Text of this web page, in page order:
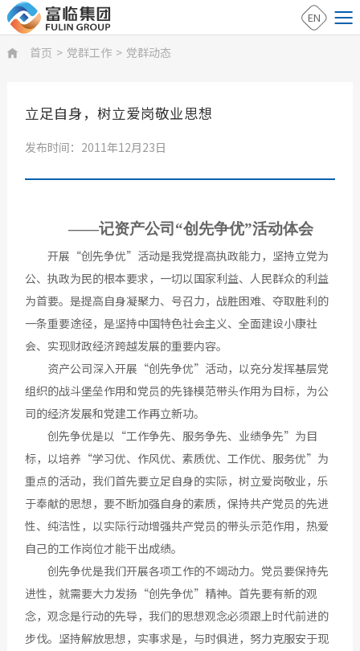
EN
 首页 > 党群工作 > 党群动态
立足自身，树立爱岗敬业思想
发布时间：2011年12月23日
——记资产公司“创先争优”活动体会
开展“创先争优”活动是我党提高执政能力，坚持立党为
公、执政为民的根本要求，一切以国家利益、人民群众的利益
为首要。是提高自身凝聚力、号召力，战胜困难、夺取胜利的
一条重要途径，是坚持中国特色社会主义、全面建设小康社
会、实现财政经济跨越发展的重要内容。
资产公司深入开展“创先争优”活动，以充分发挥基层党
组织的战斗堡垒作用和党员的先锋模范带头作用为目标，为公
司的经济发展和党建工作再立新功。
创先争优是以“工作争先、服务争先、业绩争先”为目
标，以培养“学习优、作风优、素质优、工作优、服务优”为
重点的活动，我们首先要立足自身的实际，树立爱岗敬业，乐
于奉献的思想，要不断加强自身的素质，保持共产党员的先进
性、纯洁性，以实际行动增强共产党员的带头示范作用，热爱
自己的工作岗位才能干出成绩。
创先争优是我们开展各项工作的不竭动力。党员要保持先
进性，就需要大力发扬“创先争优”精神。首先要有新的观
念，观念是行动的先导，我们的思想观念必须跟上时代前进的
步伐。坚持解放思想，实事求是，与时俱进，努力克服安于现